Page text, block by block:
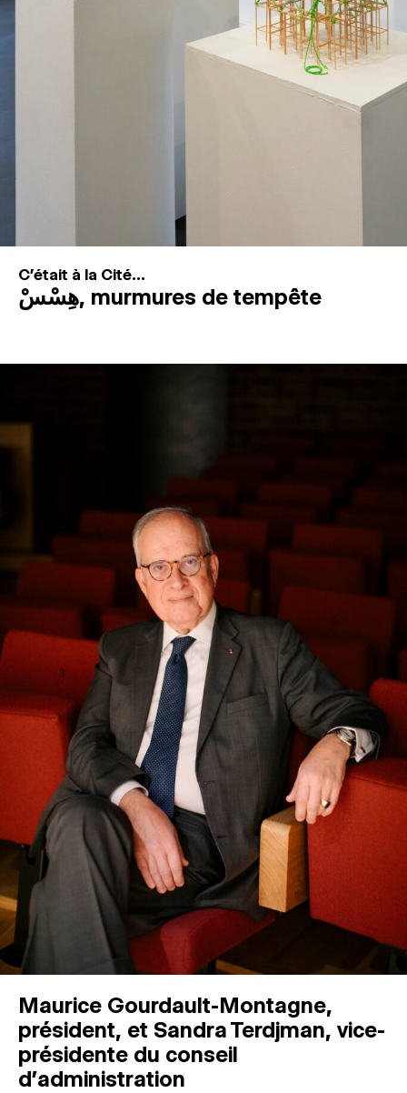
C'était à la Cité...
هِسْسْ, murmures de tempête
Maurice Gourdault-Montagne,
président, et Sandra Terdjman, vice-
présidente du conseil
d’administration